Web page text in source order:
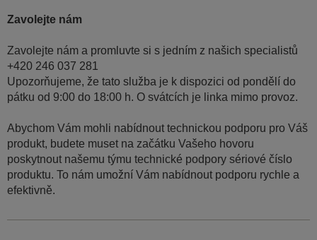
Zavolejte nám
Zavolejte nám a promluvte si s jedním z našich specialistů
+420 246 037 281
Upozorňujeme, že tato služba je k dispozici od pondělí do
pátku od 9:00 do 18:00 h. O svátcích je linka mimo provoz.
Abychom Vám mohli nabídnout technickou podporu pro Váš
produkt, budete muset na začátku Vašeho hovoru
poskytnout našemu týmu technické podpory sériové číslo
produktu. To nám umožní Vám nabídnout podporu rychle a
efektivně.